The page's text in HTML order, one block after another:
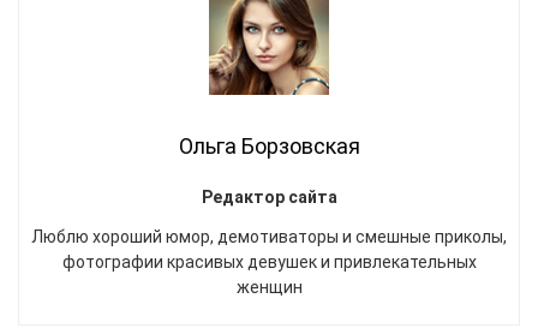
Ольга Борзовская
Редактор сайта
Люблю хороший юмор, демотиваторы и смешные приколы,
фотографии красивых девушек и привлекательных
женщин